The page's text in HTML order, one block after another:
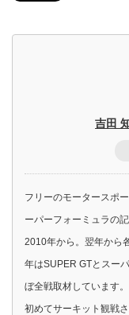
吉田
フリーのモータースポ
ーパーフォーミュラの
2010年から。翌年から
年はSUPER GTとスー
ぼ全戦取材しています。
初めてサーキット観戦